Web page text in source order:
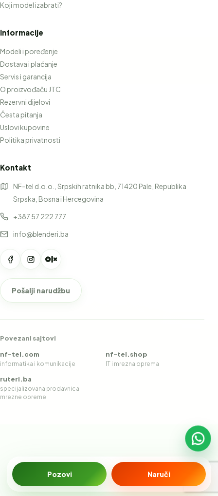
Koji model izabrati?
Informacije
Modeli i poređenje
Dostava i plaćanje
Servis i garancija
O proizvođaču JTC
Rezervni dijelovi
Česta pitanja
Uslovi kupovine
Politika privatnosti
Kontakt
NF-tel d.o.o., Srpskih ratnika bb, 71420 Pale, Republika
Srpska, Bosna i Hercegovina
+387 57 222 777
info@blenderi.ba
Pošalji narudžbu
Povezani sajtovi
nf-tel.com
informatika i komunikacije
nf-tel.shop
IT i mrezna oprema
ruteri.ba
specijalizovana prodavnica
mrezne opreme
Pozovi Naruči